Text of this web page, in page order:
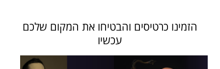
הזמינו כרטיסים והבטיחו את המקום שלכם
עכשיו